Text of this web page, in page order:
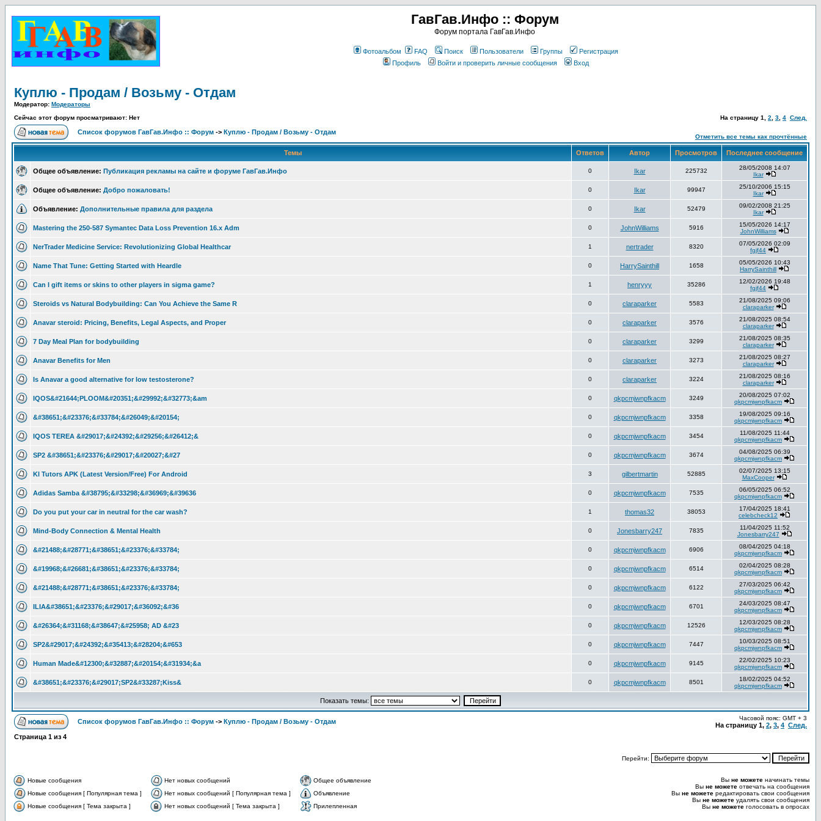
ГавГав.Инфо :: Форум
Форум портала ГавГав.Инфо
Фотоальбом FAQ Поиск Пользователи Группы
Регистрация
Профиль
Войти и проверить личные сообщения Вход
Куплю - Продам / Возьму - Отдам
Модератор: Модераторы
Сейчас этот форум просматривают: Нет
На страницу 1 2 3 4 След.
Список форумов ГавГав.Инфо :: Форум -> Куплю - Продам / Возьму - Отдам
Отметить все темы как прочтённые
Темы Ответов Автор Просмотров Последнее сообщение
Общее объявление: Публикация рекламы на сайте и форуме ГавГав.Инфо 0 Ikar 225732
28/05/2008 14:07
Ikar
Общее объявление: Добро пожаловать! 0 Ikar 99947
25/10/2006 15:15
Ikar
Объявление: Дополнительные правила для раздела 0 Ikar 52479
09/02/2008 21:25
Ikar
Mastering the 250-587 Symantec Data Loss Prevention 16.x Adm 0 JohnWilliams 5916
15/05/2026 14:17
JohnWilliams
NerTrader Medicine Service: Revolutionizing Global Healthcar 1 nertrader 8320
07/05/2026 02:09
fgjf44
Name That Tune: Getting Started with Heardle 0 HarrySainthill 1658
05/05/2026 10:43
HarrySainthill
Can I gift items or skins to other players in sigma game? 1 henryyy 35286
12/02/2026 19:48
fgjf44
Steroids vs Natural Bodybuilding: Can You Achieve the Same R 0 claraparker 5583
21/08/2025 09:06
claraparker
Anavar steroid: Pricing, Benefits, Legal Aspects, and Proper 0 claraparker 3576
21/08/2025 08:54
claraparker
7 Day Meal Plan for bodybuilding 0 claraparker 3299
21/08/2025 08:35
claraparker
Anavar Benefits for Men 0 claraparker 3273
21/08/2025 08:27
claraparker
Is Anavar a good alternative for low testosterone? 0 claraparker 3224
21/08/2025 08:16
claraparker
IQOS&#21644;PLOOM&#20351;&#29992;&#32773;&am 0 qkpcmjwnpfkacm 3249
20/08/2025 07:02
qkpcmjwnpfkacm
&#38651;&#23376;&#33784;&#26049;&#20154; 0 qkpcmjwnpfkacm 3358
19/08/2025 09:16
qkpcmjwnpfkacm
IQOS TEREA &#29017;&#24392;&#29256;&#26412;& 0 qkpcmjwnpfkacm 3454
11/08/2025 11:44
qkpcmjwnpfkacm
SP2 &#38651;&#23376;&#29017;&#20027;&#27 0 qkpcmjwnpfkacm 3674
04/08/2025 06:39
qkpcmjwnpfkacm
Kl Tutors APK (Latest Version/Free) For Android 3 gilbertmartin 52885
02/07/2025 13:15
MaxCooper
Adidas Samba &#38795;&#33298;&#36969;&#39636 0 qkpcmjwnpfkacm 7535
06/05/2025 06:52
qkpcmjwnpfkacm
Do you put your car in neutral for the car wash? 1 thomas32 38053
17/04/2025 18:41
celebcheck12
Mind-Body Connection & Mental Health 0 Jonesbarry247 7835
11/04/2025 11:52
Jonesbarry247
&#21488;&#28771;&#38651;&#23376;&#33784; 0 qkpcmjwnpfkacm 6906
08/04/2025 04:18
qkpcmjwnpfkacm
&#19968;&#26681;&#38651;&#23376;&#33784; 0 qkpcmjwnpfkacm 6514
02/04/2025 08:28
qkpcmjwnpfkacm
&#21488;&#28771;&#38651;&#23376;&#33784; 0 qkpcmjwnpfkacm 6122
27/03/2025 06:42
qkpcmjwnpfkacm
ILIA&#38651;&#23376;&#29017;&#36092;&#36 0 qkpcmjwnpfkacm 6701
24/03/2025 08:47
qkpcmjwnpfkacm
&#26364;&#31168;&#38647;&#25958; AD &#23 0 qkpcmjwnpfkacm 12526
12/03/2025 08:28
qkpcmjwnpfkacm
SP2&#29017;&#24392;&#35413;&#28204;&#653 0 qkpcmjwnpfkacm 7447
10/03/2025 08:51
qkpcmjwnpfkacm
Human Made&#12300;&#32887;&#20154;&#31934;&a 0 qkpcmjwnpfkacm 9145
22/02/2025 10:23
qkpcmjwnpfkacm
&#38651;&#23376;&#29017;SP2&#33287;Kiss& 0 qkpcmjwnpfkacm 8501
18/02/2025 04:52
qkpcmjwnpfkacm
Показать темы:
Список форумов ГавГав.Инфо :: Форум -> Куплю - Продам / Возьму - Отдам Часовой пояс: GMT + 3
На страницу 1, 2, 3, 4 След.
Страница 1 из 4
Перейти:
Новые сообщения Нет новых сообщений
Общее объявление
Новые сообщения [ Популярная тема ]
Нет новых сообщений [ Популярная тема ]
Объявление
Новые сообщения [ Тема закрыта ]
Нет новых сообщений [ Тема закрыта ] Прилепленная
Вы не можете начинать темы
Вы не можете отвечать на сообщения
Вы не можете редактировать свои сообщения
Вы не можете удалять свои сообщения
Вы не можете голосовать в опросах